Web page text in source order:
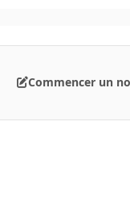
Commencer un